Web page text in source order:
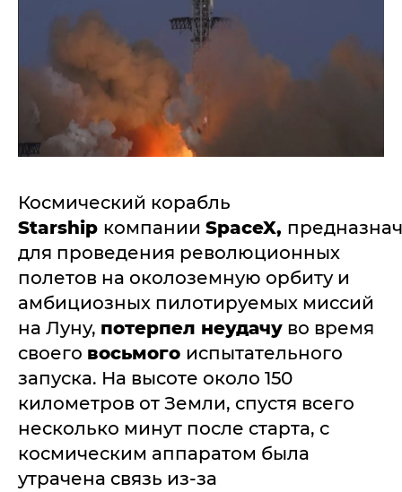
Космический корабль
Starship компании SpaceX,
для проведения революционных
полетов на околоземную орбиту и
амбициозных пилотируемых миссий
на Луну, потерпел неудачу во время
своего восьмого испытательного
запуска. На высоте около 150
километров от Земли, спустя всего
несколько минут после старта, с
космическим аппаратом была
утрачена связь из-за